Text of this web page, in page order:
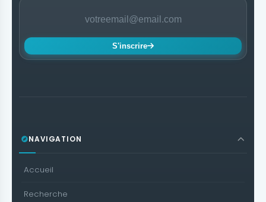
S'inscrire
NAVIGATION
Accueil
Recherche